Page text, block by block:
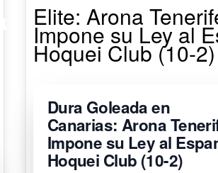
Elite: Arona
Impone su Ley al
Hoquei Club (10-2)
Dura Goleada en
Canarias: Arona
Impone su Ley al
Hoquei Club (10-2)